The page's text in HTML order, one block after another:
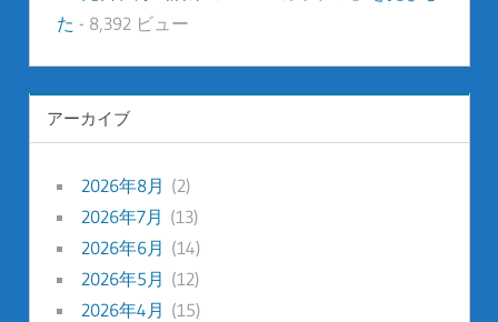
た - 8,392 ビュー
アーカイブ
2026年8月 (2)
2026年7月 (13)
2026年6月 (14)
2026年5月 (12)
2026年4月 (15)